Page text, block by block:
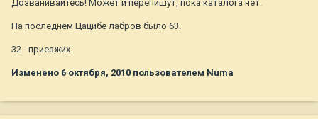
Дозванивайтесь! Может и перепишут, пока каталога нет.
На последнем Цацибе лабров было 63.
32 - приезжих.
Изменено 6 октября, 2010 пользователем Numa